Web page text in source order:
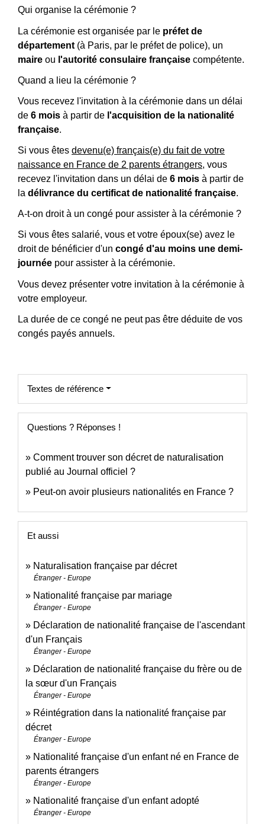
Qui organise la cérémonie ?
La cérémonie est organisée par le préfet de
département (à Paris, par le préfet de police), un
maire ou l'autorité consulaire française compétente.
Quand a lieu la cérémonie ?
Vous recevez l'invitation à la cérémonie dans un délai
de 6 mois à partir de l'acquisition de la nationalité
française.
Si vous êtes devenu(e) français(e) du fait de votre
naissance en France de 2 parents étrangers, vous
recevez l'invitation dans un délai de 6 mois à partir de
la délivrance du certificat de nationalité française.
A-t-on droit à un congé pour assister à la cérémonie ?
Si vous êtes salarié, vous et votre époux(se) avez le
droit de bénéficier d'un congé d'au moins une demi-
journée pour assister à la cérémonie.
Vous devez présenter votre invitation à la cérémonie à
votre employeur.
La durée de ce congé ne peut pas être déduite de vos
congés payés annuels.
Textes de référence
Questions ? Réponses !
Comment trouver son décret de naturalisation
publié au Journal officiel ?
Peut-on avoir plusieurs nationalités en France ?
Et aussi
Naturalisation française par décret
Étranger - Europe
Nationalité française par mariage
Étranger - Europe
Déclaration de nationalité française de l'ascendant
d'un Français
Étranger - Europe
Déclaration de nationalité française du frère ou de
la sœur d'un Français
Étranger - Europe
Réintégration dans la nationalité française par
décret
Étranger - Europe
Nationalité française d'un enfant né en France de
parents étrangers
Étranger - Europe
Nationalité française d'un enfant adopté
Étranger - Europe